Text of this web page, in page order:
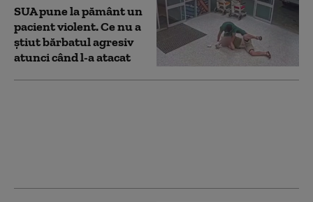
SUA pune la pământ un
pacient violent. Ce nu a
știut bărbatul agresiv
atunci când l-a atacat